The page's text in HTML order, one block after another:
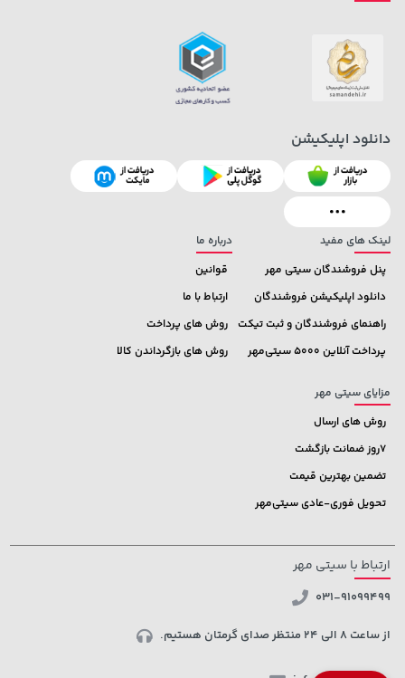
لینک های مفید
پنل فروشندگان سیتی مهر
دانلود اپلیکیشن فروشندگان
راهنمای فروشندگان و ثبت تیکت
پرداخت آنلاین 5000 سیتی‌مهر
درباره ما
قوانین
ارتباط با ما
روش های پرداخت
روش های بازگرداندن کالا
مزایای سیتی مهر
روش های ارسال
7روز ضمانت بازگشت
تضمین بهترین قیمت
تحویل فوری-عادی سیتی‌مهر
دانلود اپلیکیشن
ارتباط با سیتی مهر
031-91099499
از ساعت 8 الی 24 منتظر صدای گرمتان هستیم.